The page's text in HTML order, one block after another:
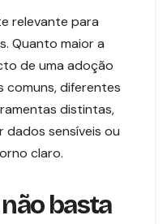
relevante para
Quanto maior a
de uma adoção
comuns, diferentes
distintas,
dados sensíveis ou
claro.
basta